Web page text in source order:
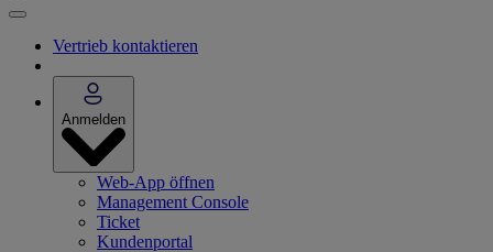
Vertrieb kontaktieren
Anmelden
Web-App öffnen
Management Console
Ticket
Kundenportal